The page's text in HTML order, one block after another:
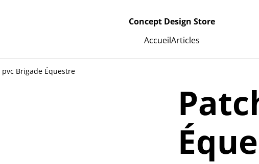
Concept Design Store
AccueilArticles
pvc Brigade Équestre